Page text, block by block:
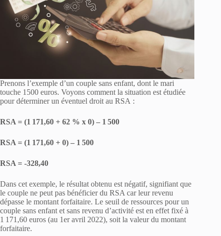
Prenons l’exemple d’un couple sans enfant, dont le mari
touche 1500 euros. Voyons comment la situation est étudiée
pour déterminer un éventuel droit au RSA :
RSA = (1 171,60 + 62 % x 0) – 1 500
RSA = (1 171,60 + 0) – 1 500
RSA = -328,40
Dans cet exemple, le résultat obtenu est négatif, signifiant que
le couple ne peut pas bénéficier du RSA car leur revenu
dépasse le montant forfaitaire. Le seuil de ressources pour un
couple sans enfant et sans revenu d’activité est en effet fixé à
1 171,60 euros (au 1er avril 2022), soit la valeur du montant
forfaitaire.